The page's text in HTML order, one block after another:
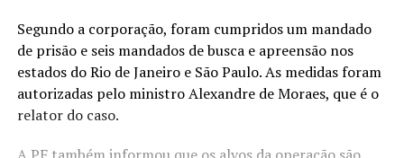
Segundo a corporação, foram cumpridos um mandado
de prisão e seis mandados de busca e apreensão nos
estados do Rio de Janeiro e São Paulo. As medidas foram
autorizadas pelo ministro Alexandre de Moraes, que é o
relator do caso.